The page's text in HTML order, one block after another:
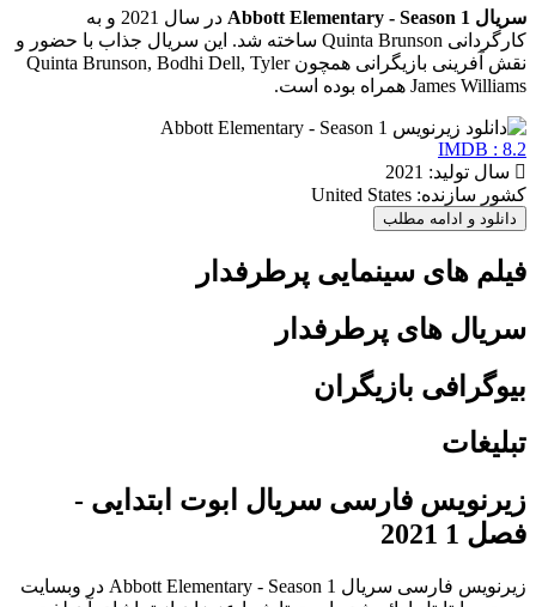
سریال Abbott Elementary - Season 1
در سال 2021 و به
کارگردانی Quinta Brunson ساخته شد. این سریال جذاب با حضور و
نقش آفرینی بازیگرانی همچون Quinta Brunson, Bodhi Dell, Tyler
James Williams همراه بوده است.
IMDB : 8.2
سال تولید: 2021
کشور سازنده: United States
دانلود و ادامه مطلب
فیلم های سینمایی پرطرفدار
سریال های پرطرفدار
بیوگرافی بازیگران
تبلیغات
زیرنویس فارسی سریال ابوت ابتدایی -
فصل 1 2021
زیرنویس فارسی سریال Abbott Elementary - Season 1 در وبسایت